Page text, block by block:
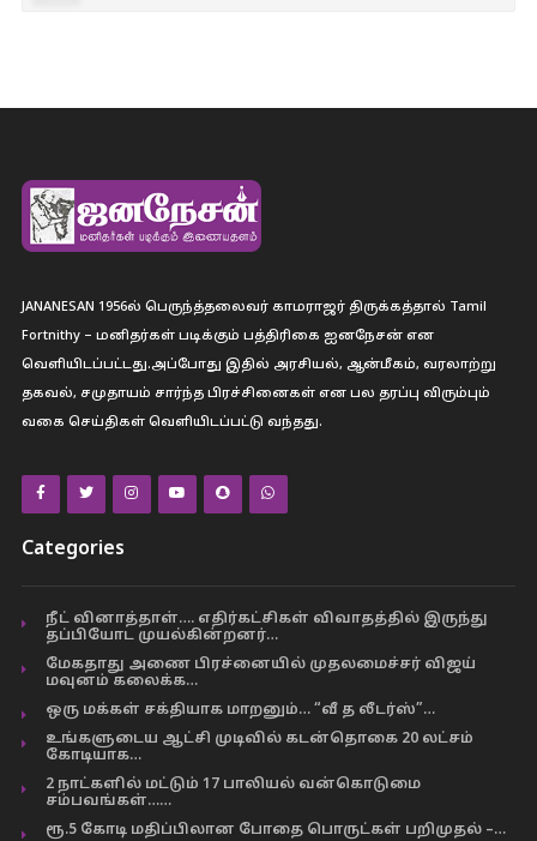
JANANESAN 1956ல் பெருந்த்தலைவர் காமராஜர் திருக்கத்தால் Tamil
Fortnithy – மனிதர்கள் படிக்கும் பத்திரிகை ஐனநேசன் என
வெளியிடப்பட்டது.அப்போது இதில் அரசியல், ஆன்மீகம், வரலாற்று
தகவல், சமுதாயம் சார்ந்த பிரச்சினைகள் என பல தரப்பு விரும்பும்
வகை செய்திகள் வெளியிடப்பட்டு வந்தது.
Categories
நீட் வினாத்தாள்…. எதிர்கட்சிகள் விவாதத்தில் இருந்து
தப்பியோட முயல்கின்றனர்…
மேகதாது அணை பிரச்னையில் முதலமைச்சர் விஜய்
மவுனம் கலைக்க…
ஒரு மக்கள் சக்தியாக மாறனும்… “வீ த லீடர்ஸ்”…
உங்களுடைய ஆட்சி முடிவில் கடன்தொகை 20 லட்சம்
கோடியாக…
2 நாட்களில் மட்டும் 17 பாலியல் வன்கொடுமை
சம்பவங்கள்……
ரூ.5 கோடி மதிப்பிலான போதை பொருட்கள் பறிமுதல் –…